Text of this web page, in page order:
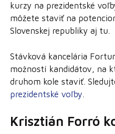
kurzy na prezidentské
môžete staviť na
Slovenskej republiky aj tu.
Stávková kancelária
možností kandidátov, na
druhom kole staviť.
prezidentské voľby.
Krisztián Forró